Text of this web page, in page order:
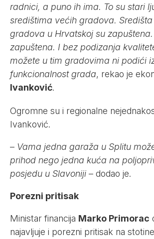
radnici, a puno ih ima. To su stari
središtima većih gradova.
gradova u Hrvatskoj su
zapuštena. I bez podizanja
možete u tim gradovima ni podići
funkcionalnost grada, rekao je
Ivanković.
Ogromne su i regionalne
Ivanković.
– Vama jedna garaža u Splitu
prihod nego jedna kuća na
posjedu u Slavoniji – dodao je.
Porezni pritisak
Ministar financija Marko Primorac
najavljuje i porezni pritisak na